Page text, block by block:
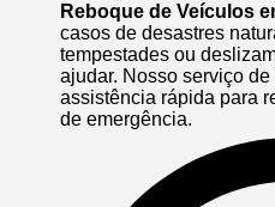
Reboque de Veículos
casos de desastres
tempestades ou
ajudar. Nosso serviço
assistência rápida para
de emergência.